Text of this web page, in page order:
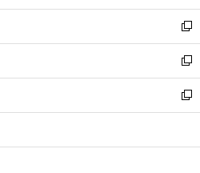
開
く
ウ
で
開
く
ウ
ィ
ン
ド
ウ
で
開
し
い
ウ
ィ
ン
ド
ウ
開
新
し
い
ウ
ィ
ン
ウ
新
し
い
ウ
ン
新
し
ウ